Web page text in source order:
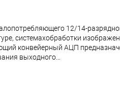
12/14-
системахобработки
конвейерный АЦП
выходного...